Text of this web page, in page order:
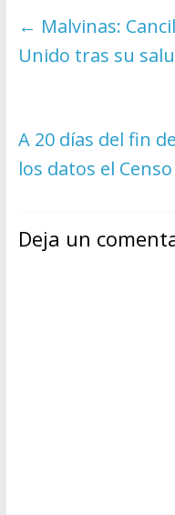
← Malvinas:
Unido tras su
A 20 días del fin
los datos el
Deja un